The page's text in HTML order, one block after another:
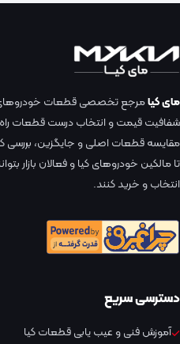
مای کیامرجع تخصصی قطعات
شفافیت قیمت و انتخاب درست قطعات
مقایسه قطعات اصلی و جایگزین، بررسی
تا مالکین خودروهای کیا و فعالان بازار
انتخاب و خرید کنند.
دسترسی سریع
آموزش فنی و عیب یابی قطعات کیا